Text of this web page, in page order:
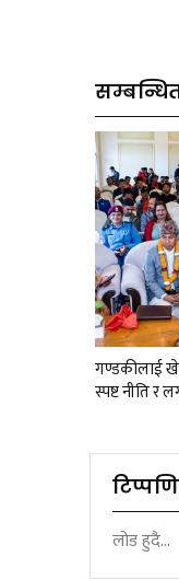
गण्डकीलाई
स्पष्ट नीति र
लोड हुदै...